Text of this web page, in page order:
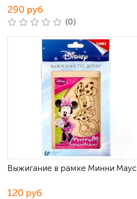
290 руб
(0)
Выжигание в рамке Минни Маус
120 руб